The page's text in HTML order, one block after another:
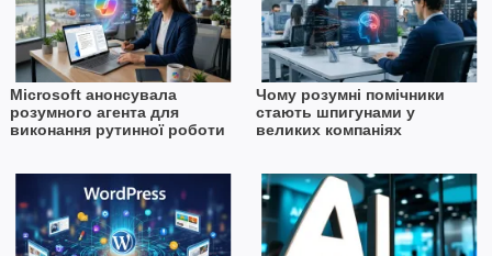
Microsoft анонсувала
розумного агента для
виконання рутинної роботи
Чому розумні помічники
стають шпигунами у
великих компаніях